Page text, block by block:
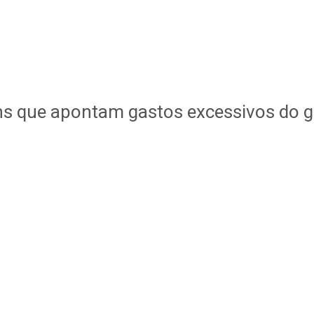
que apontam gastos excessivos do